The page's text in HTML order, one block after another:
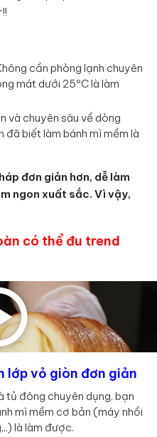
cần phòng lạnh chuyên
mát dưới 25ºC là làm
và chuyên sâu về dòng
đã biết làm bánh mì mềm là
đơn giản hơn, dễ làm
ngon xuất sắc. Vì vậy,
có thể đu trend
lớp vỏ giòn đơn giản
tủ đông chuyên dụng, bạn
mì mềm cơ bản (máy nhồi
là làm được.